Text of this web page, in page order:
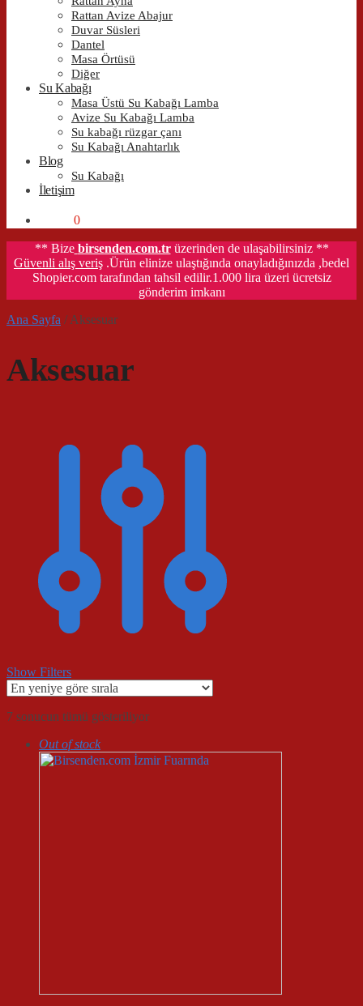
Rattan Avize Abajur
Duvar Süsleri
Dantel
Masa Örtüsü
Diğer
Su Kabağı
Masa Üstü Su Kabağı Lamba
Avize Su Kabağı Lamba
Su kabağı rüzgar çanı
Su Kabağı Anahtarlık
Blog
Su Kabağı
İletişim
0
** Bize birsenden.com.trüzerinden de ulaşabilirsiniz **
Güvenli alış veriş .Ürün elinize ulaştığında onayladığınızda ,bedel
Shopier.com tarafından tahsil edilir.1.000 lira üzeri ücretsiz
gönderim imkanı
Ana Sayfa /Aksesuar
Aksesuar
Show Filters
7 sonucun tümü gösteriliyorEn
sıralandı
Out of stock